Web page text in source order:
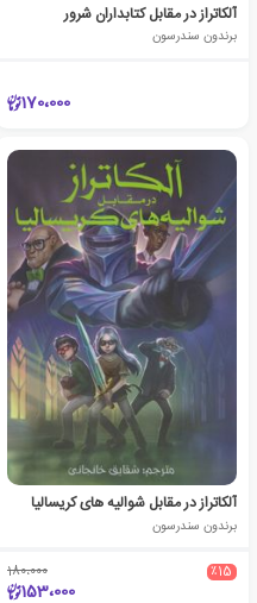
آلکاتراز در مقابل کتابداران شرور
برندون سندرسون
170،000
آلکاتراز در مقابل شوالیه های کریسالیا
برندون سندرسون
٪15 180،000
153،000